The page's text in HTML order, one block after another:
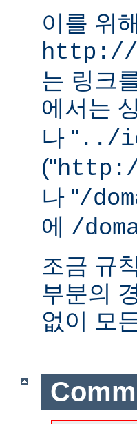
이를 위
http://
는 링크
에서는
나 " ../
("
나 "/
에 /
조금 규
부분의
없이 모